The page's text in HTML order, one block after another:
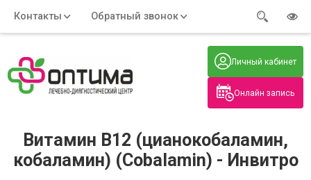
Онлайн запись
Личный кабинет
Контакты
Обратный звонок
Адрес:
Часы работы: Телефон:
+7 (914) 579-77-99
Нажмите на номер, чтобы
позвонить
Витамин В12 (цианокобаламин,
кобаламин) (Cobalamin) - Инвитро